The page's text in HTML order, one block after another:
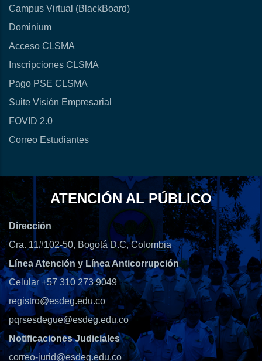
Campus Virtual (BlackBoard)
Dominium
Acceso CLSMA
Inscripciones CLSMA
Pago PSE CLSMA
Suite Visión Empresarial
FOVID 2.0
Correo Estudiantes
ATENCIÓN AL PÚBLICO
Dirección
Cra. 11#102-50, Bogotá D.C, Colombia
Línea Atención y Línea Anticorrupción
Celular +57 310 273 9049
registro@esdeg.edu.co
pqrsesdegue@esdeg.edu.co
Notificaciones Judiciales
correo-jurid@esdeg.edu.co